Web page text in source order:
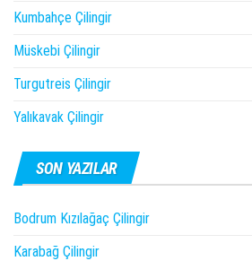
Kumbahçe Çilingir
Müskebi Çilingir
Turgutreis Çilingir
Yalıkavak Çilingir
SON YAZILAR
Bodrum Kızılağaç Çilingir
Karabağ Çilingir